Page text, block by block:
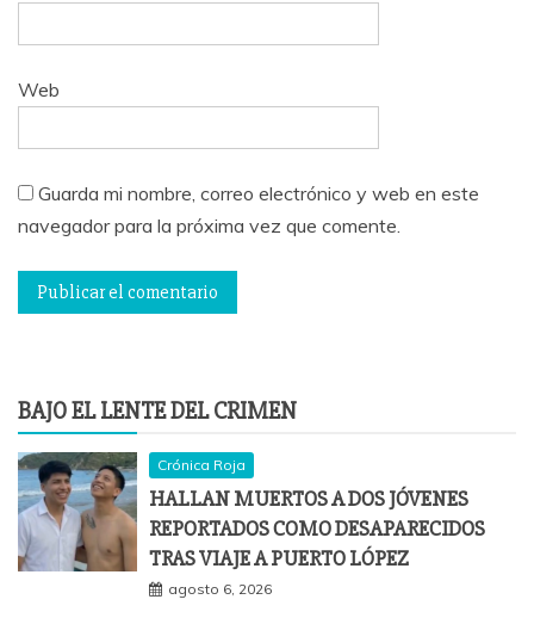
Web
Guarda mi nombre, correo electrónico y web en este
navegador para la próxima vez que comente.
BAJO EL LENTE DEL CRIMEN
Crónica Roja
HALLAN MUERTOS A DOS JÓVENES
REPORTADOS COMO DESAPARECIDOS
TRAS VIAJE A PUERTO LÓPEZ
agosto 6, 2026